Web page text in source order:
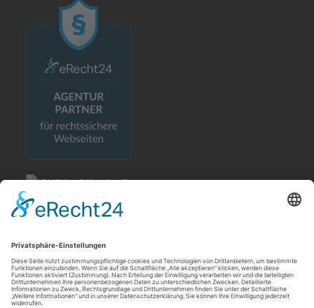
Rechtliches
Allgemeine Geschäftsbedingungen
Impressum
Datenschutzerklärung